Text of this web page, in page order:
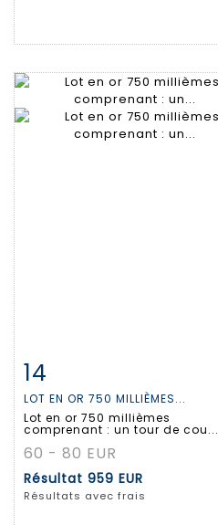
Fiche détaillée
14
LOT EN OR 750 MILLIÈMES...
Lot en or 750 millièmes
comprenant : un tour de cou...
60 - 80 EUR
Résultat 959 EUR
Résultats avec frais